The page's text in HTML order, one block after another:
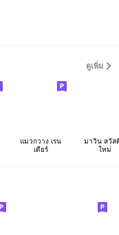
ดูเพิ่ม
แมวกวาง เรน
เดียร์
มาวิน สวัส
ใหม่